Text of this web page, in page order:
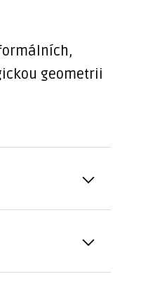
geometrii